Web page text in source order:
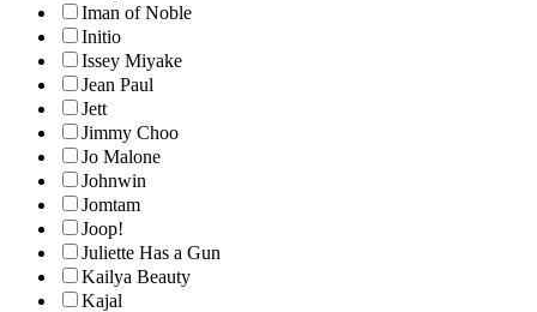
Iman of Noble
Initio
Issey Miyake
Jean Paul
Jett
Jimmy Choo
Jo Malone
Johnwin
Jomtam
Joop!
Juliette Has a Gun
Kailya Beauty
Kajal